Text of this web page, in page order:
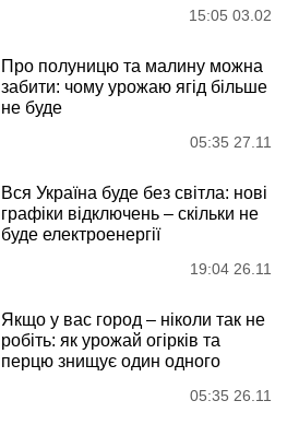
15:05 03.02
Про полуницю та малину можна
забити: чому урожаю ягід більше
не буде
05:35 27.11
Вся Україна буде без світла: нові
графіки відключень – скільки не
буде електроенергії
19:04 26.11
Якщо у вас город – ніколи так не
робіть: як урожай огірків та
перцю знищує один одного
05:35 26.11